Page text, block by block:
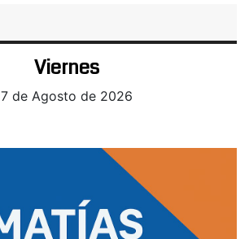
Viernes
7 de Agosto de 2026